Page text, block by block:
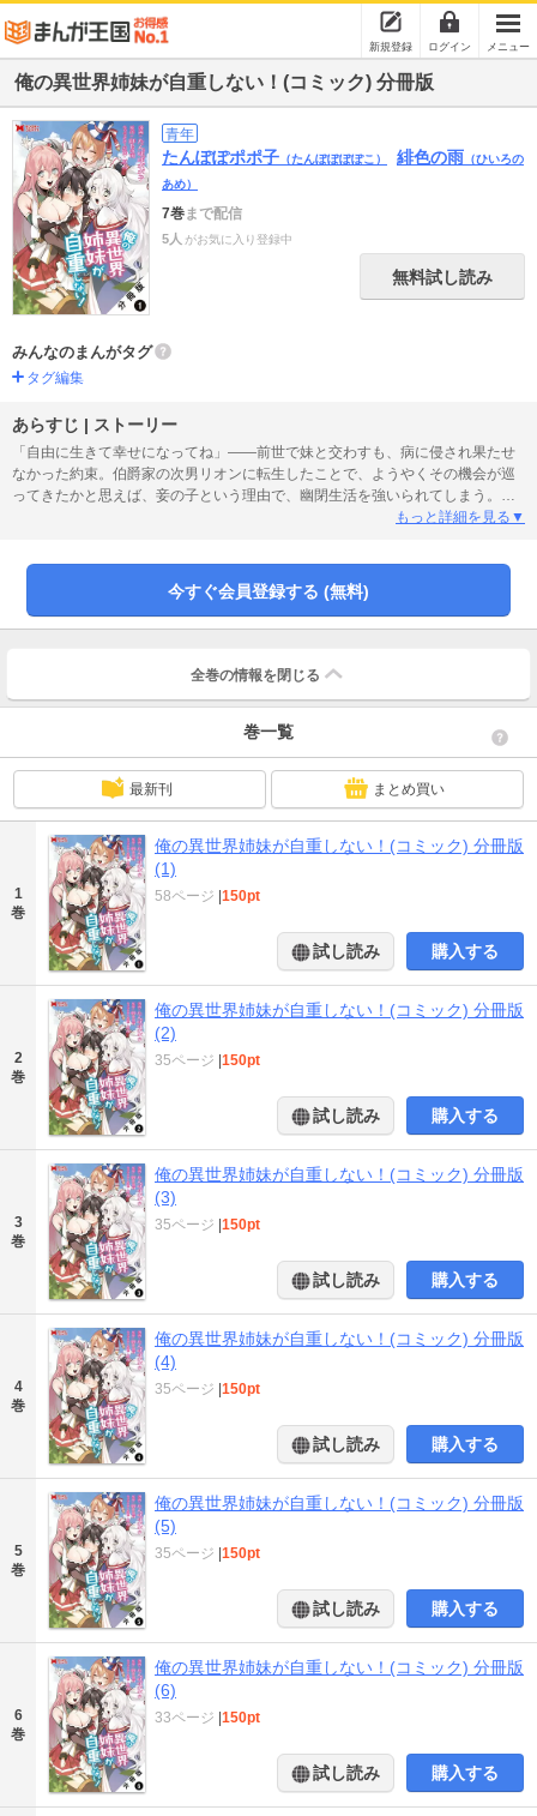
新規登録 ログイン メニュー
俺の異世界姉妹が自重しない！(コミック) 分冊版
青年
たんぽぽポポ子 （たんぽぽぽぽこ） 緋色の雨 （ひいろの
あめ）
7巻まで配信
5人 がお気に入り登録中
無料試し読み
みんなのまんがタグ
タグ編集
あらすじ | ストーリー
「自由に生きて幸せになってね」――前世で妹と交わすも、病に侵され果たせ
なかった約束。伯爵家の次男リオンに転生したことで、ようやくその機会が巡
ってきたかと思えば、妾の子という理由で、幽閉生活を強いられてしまう。こ
のままでは約束を果たせない…と焦るリオンだったが、ある日転機が訪れ、義
もっと詳細を見る▼
今すぐ会員登録する (無料)
全巻の情報を 閉じる
巻一覧
最新刊 まとめ買い
1
巻
俺の異世界姉妹が自重しない！(コミック) 分冊版
(1)
58ページ |150pt
試し読み 購入する
2
巻
俺の異世界姉妹が自重しない！(コミック) 分冊版
(2)
35ページ |150pt
試し読み 購入する
3
巻
俺の異世界姉妹が自重しない！(コミック) 分冊版
(3)
35ページ |150pt
試し読み 購入する
4
巻
俺の異世界姉妹が自重しない！(コミック) 分冊版
(4)
35ページ |150pt
試し読み 購入する
5
巻
俺の異世界姉妹が自重しない！(コミック) 分冊版
(5)
35ページ |150pt
試し読み 購入する
6
巻
俺の異世界姉妹が自重しない！(コミック) 分冊版
(6)
33ページ |150pt
試し読み 購入する